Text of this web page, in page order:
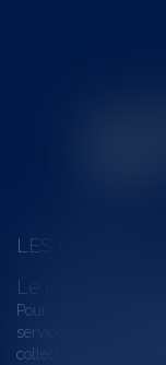
LES
Le joug léger
Pour une gestion
service du
collectivités Le